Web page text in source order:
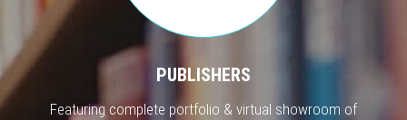
PUBLISHERS
Featuring complete portfolio & virtual showroom of